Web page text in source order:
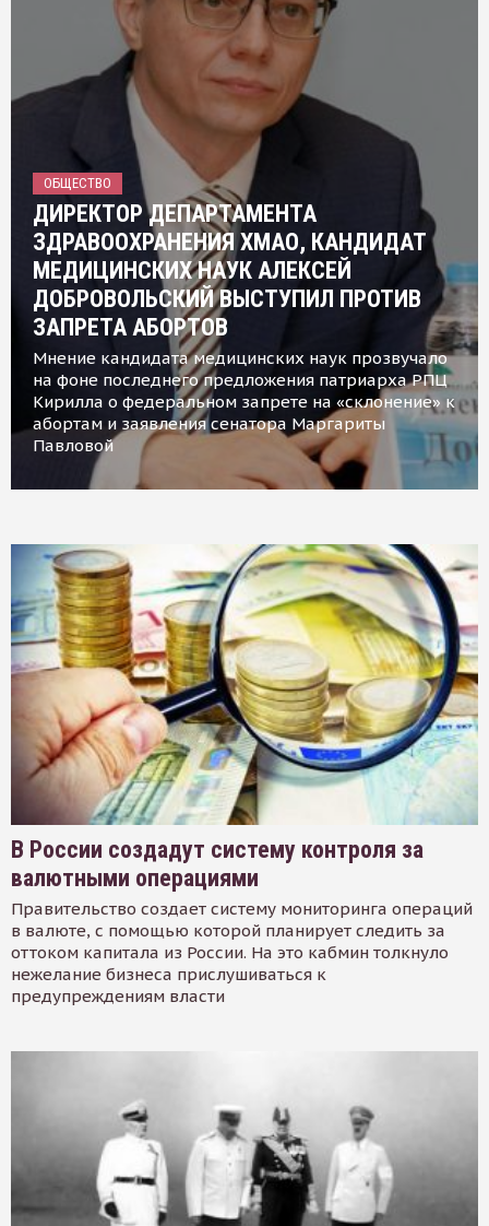
ОБЩЕСТВО
ДИРЕКТОР ДЕПАРТАМЕНТА
ЗДРАВООХРАНЕНИЯ ХМАО, КАНДИДАТ
МЕДИЦИНСКИХ НАУК АЛЕКСЕЙ
ДОБРОВОЛЬСКИЙ ВЫСТУПИЛ ПРОТИВ
ЗАПРЕТА АБОРТОВ
Мнение кандидата медицинских наук прозвучало
на фоне последнего предложения патриарха РПЦ
Кирилла о федеральном запрете на «склонение» к
абортам и заявления сенатора Маргариты
Павловой
В России создадут систему контроля за
валютными операциями
Правительство создает систему мониторинга операций
в валюте, с помощью которой планирует следить за
оттоком капитала из России. На это кабмин толкнуло
нежелание бизнеса прислушиваться к
предупреждениям власти